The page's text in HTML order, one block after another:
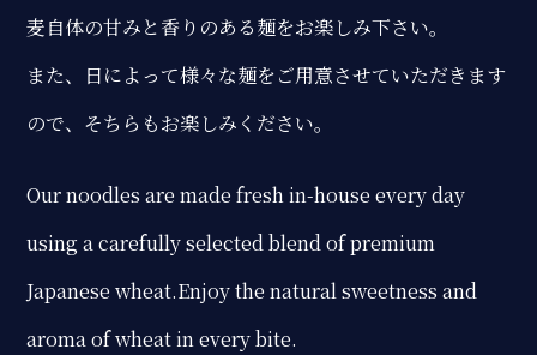
麦自体の甘みと香りのある麺をお楽しみ下さい。
また、日によって様々な麺をご用意させていただきます
ので、そちらもお楽しみください。
Our noodles are made fresh in-house every day
using a carefully selected blend of premium
Japanese wheat.Enjoy the natural sweetness and
aroma of wheat in every bite.